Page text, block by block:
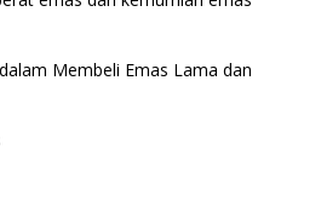
Membeli Emas Lama dan